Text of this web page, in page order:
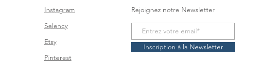
Instagram
Selency
Etsy
Pinterest
Rejoignez notre Newsletter
Inscription à la Newsletter